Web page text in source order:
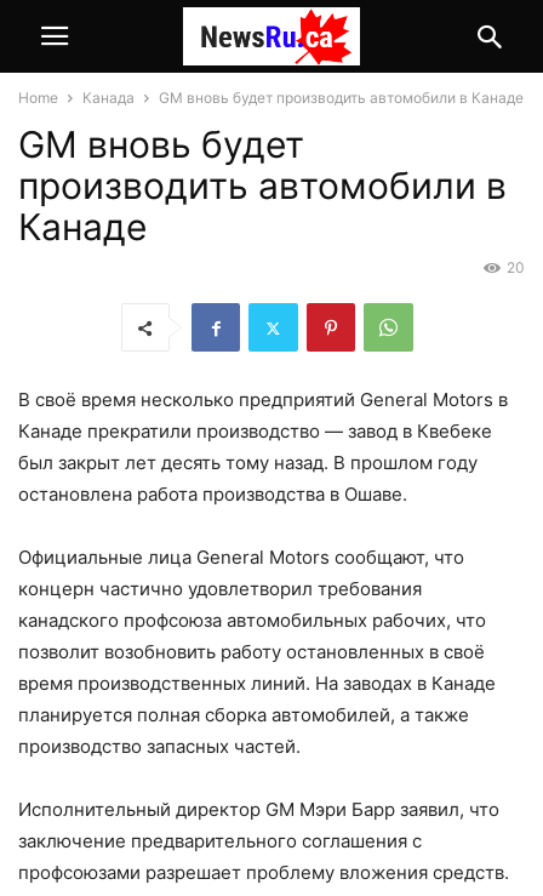
Home Канада GM вновь будет производить автомобили в Канаде
GM вновь будет
производить автомобили в
Канаде
20
В своё время несколько предприятий General Motors в
Канаде прекратили производство — завод в Квебеке
был закрыт лет десять тому назад. В прошлом году
остановлена работа производства в Ошаве.
Официальные лица General Motors сообщают, что
концерн частично удовлетворил требования
канадского профсоюза автомобильных рабочих, что
позволит возобновить работу остановленных в своё
время производственных линий. На заводах в Канаде
планируется полная сборка автомобилей, а также
производство запасных частей.
Исполнительный директор GM Мэри Барр заявил, что
заключение предварительного соглашения с
профсоюзами разрешает проблему вложения средств.